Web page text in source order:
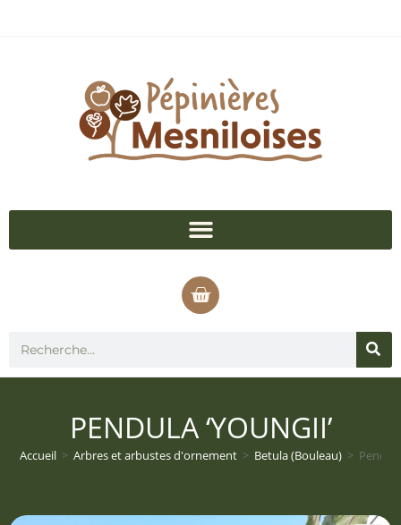
PENDULA ‘YOUNGII’
Accueil > Arbres et arbustes d'ornement > Betula (Bouleau) >